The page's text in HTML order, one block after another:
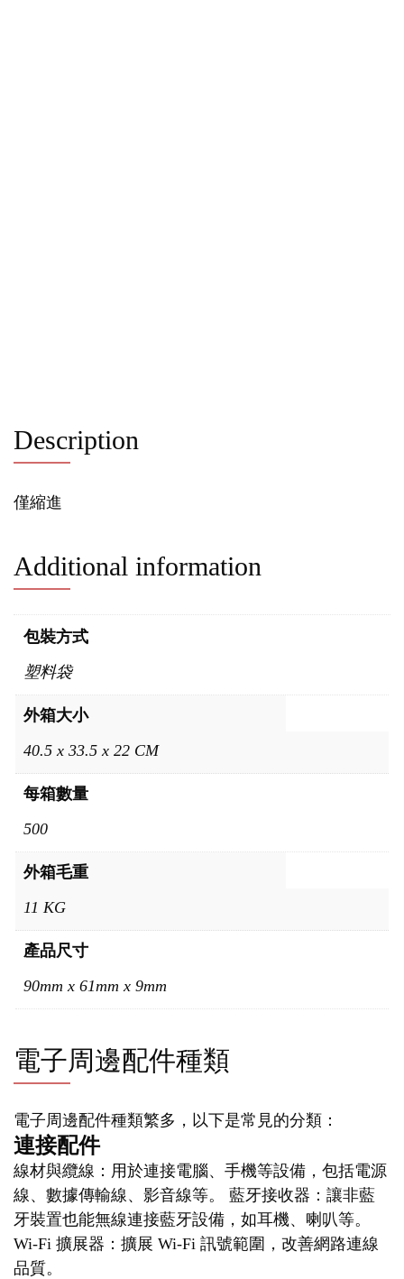
Description
僅縮進
Additional information
包裝方式
塑料袋
外箱大小
40.5 x 33.5 x 22 CM
每箱數量
500
外箱毛重
11 KG
產品尺寸
90mm x 61mm x 9mm
電子周邊配件種類
電子周邊配件種類繁多，以下是常見的分類：
連接配件
線材與纜線：用於連接電腦、手機等設備，包括電源
線、數據傳輸線、影音線等。 藍牙接收器：讓非藍
牙裝置也能無線連接藍牙設備，如耳機、喇叭等。
Wi-Fi 擴展器：擴展 Wi-Fi 訊號範圍，改善網路連線
品質。